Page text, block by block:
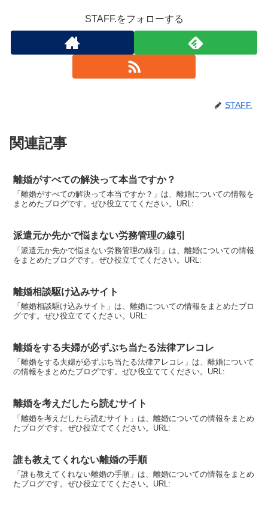
STAFF.をフォローする
STAFF.
関連記事
離婚がすべての解決って本当ですか？
「離婚がすべての解決って本当ですか？」は、離婚についての情報を
まとめたブログです。ぜひ役立ててください。URL:
派遣元か先かで悩まない労務管理の線引
「派遣元か先かで悩まない労務管理の線引」は、離婚についての情報
をまとめたブログです。ぜひ役立ててください。URL:
離婚相談駆け込みサイト
「離婚相談駆け込みサイト」は、離婚についての情報をまとめたブロ
グです。ぜひ役立ててください。URL:
離婚をする夫婦が必ずぶち当たる法律アレコレ
「離婚をする夫婦が必ずぶち当たる法律アレコレ」は、離婚について
の情報をまとめたブログです。ぜひ役立ててください。URL:
離婚を考えだしたら読むサイト
「離婚を考えだしたら読むサイト」は、離婚についての情報をまとめ
たブログです。ぜひ役立ててください。URL:
誰も教えてくれない離婚の手順
「誰も教えてくれない離婚の手順」は、離婚についての情報をまとめ
たブログです。ぜひ役立ててください。URL: